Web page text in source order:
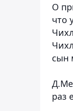
О
что
сын
раз